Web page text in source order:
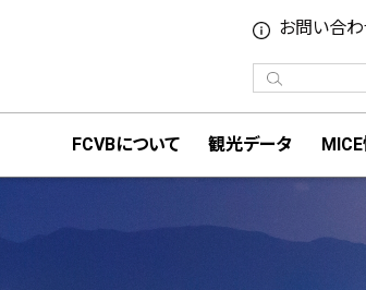
お問い合
FCVBについて 観光データ